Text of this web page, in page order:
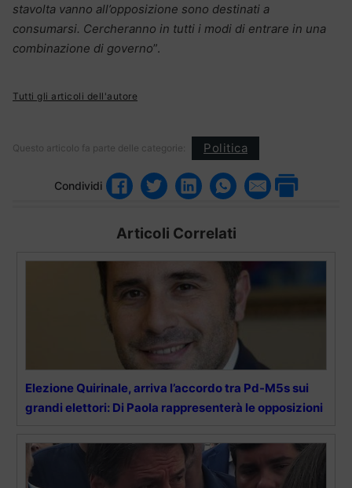
stavolta vanno all’opposizione sono destinati a
consumarsi. Cercheranno in tutti i modi di entrare in una
combinazione di governo”.
Tutti gli articoli dell'autore
Questo articolo fa parte delle categorie: Politica
Condividi
Articoli Correlati
Elezione Quirinale, arriva l’accordo tra Pd-M5s sui
grandi elettori: Di Paola rappresenterà le opposizioni